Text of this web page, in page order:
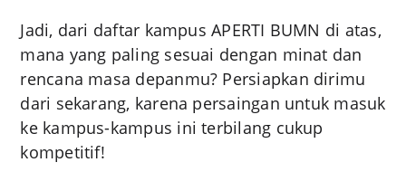
Jadi, dari daftar kampus APERTI BUMN di atas,
mana yang paling sesuai dengan minat dan
rencana masa depanmu? Persiapkan dirimu
dari sekarang, karena persaingan untuk masuk
ke kampus-kampus ini terbilang cukup
kompetitif!